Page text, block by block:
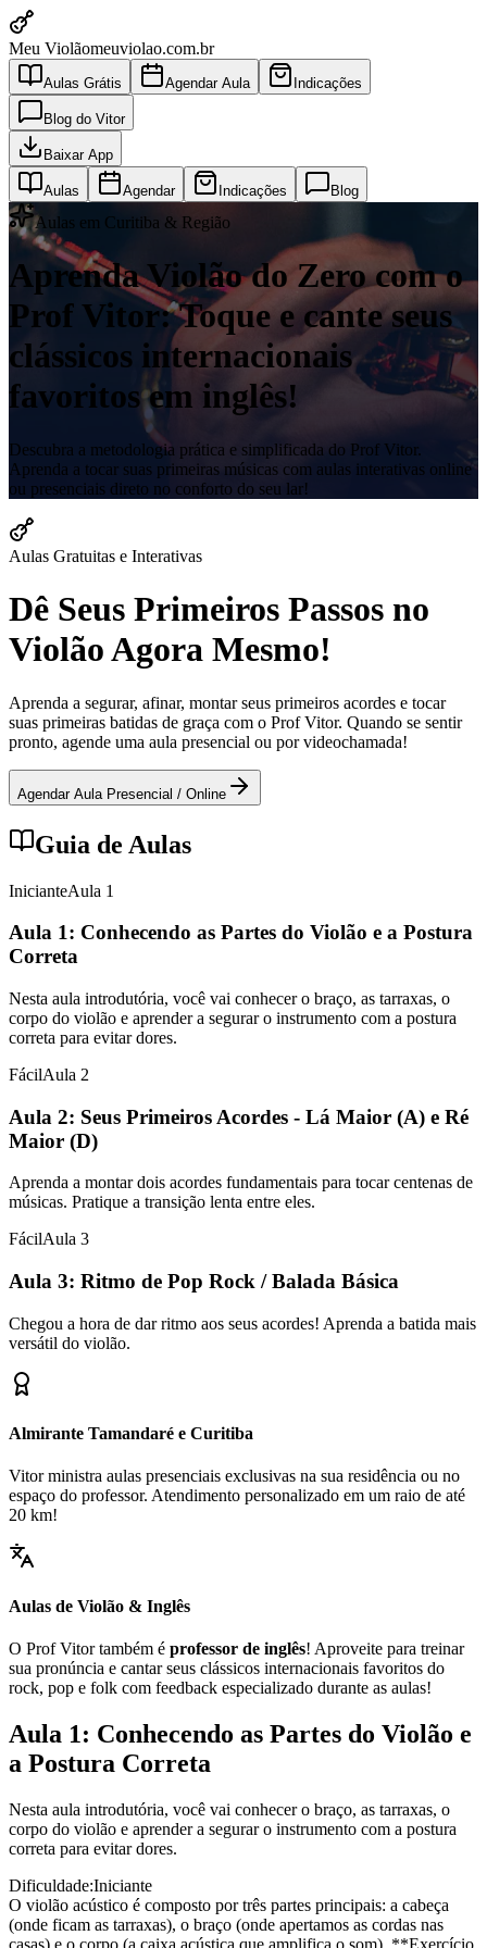
Meu Violãomeuviolao.com.br
Aulas Grátis Agendar Aula Indicações
Blog do Vitor
Baixar App
Aulas Agendar Indicações Blog
Aulas em Curitiba & Região
Aprenda Violão do Zero com o
Prof Vitor: Toque e cante seus
clássicos internacionais
favoritos em inglês!
Descubra a metodologia prática e simplificada do Prof Vitor.
Aprenda a tocar suas primeiras músicas com aulas interativas online
ou presenciais direto no conforto do seu lar!
Aulas Gratuitas e Interativas
Dê Seus Primeiros Passos no
Violão Agora Mesmo!
Aprenda a segurar, afinar, montar seus primeiros acordes e tocar
suas primeiras batidas de graça com o Prof Vitor. Quando se sentir
pronto, agende uma aula presencial ou por videochamada!
Agendar Aula Presencial / Online
Guia de Aulas
InicianteAula 1
Aula 1: Conhecendo as Partes do Violão e a Postura
Correta
Nesta aula introdutória, você vai conhecer o braço, as tarraxas, o
corpo do violão e aprender a segurar o instrumento com a postura
correta para evitar dores.
FácilAula 2
Aula 2: Seus Primeiros Acordes - Lá Maior (A) e Ré
Maior (D)
Aprenda a montar dois acordes fundamentais para tocar centenas de
músicas. Pratique a transição lenta entre eles.
FácilAula 3
Aula 3: Ritmo de Pop Rock / Balada Básica
Chegou a hora de dar ritmo aos seus acordes! Aprenda a batida mais
versátil do violão.
Almirante Tamandaré e Curitiba
Vitor ministra aulas presenciais exclusivas na sua residência ou no
espaço do professor. Atendimento personalizado em um raio de até
20 km!
Aulas de Violão & Inglês
O Prof Vitor também é professor de inglês! Aproveite para treinar
sua pronúncia e cantar seus clássicos internacionais favoritos do
rock, pop e folk com feedback especializado durante as aulas!
Aula 1: Conhecendo as Partes do Violão e
a Postura Correta
Nesta aula introdutória, você vai conhecer o braço, as tarraxas, o
corpo do violão e aprender a segurar o instrumento com a postura
correta para evitar dores.
Dificuldade:Iniciante
O violão acústico é composto por três partes principais: a cabeça
(onde ficam as tarraxas), o braço (onde apertamos as cordas nas
casas) e o corpo (a caixa acústica que amplifica o som). **Exercício